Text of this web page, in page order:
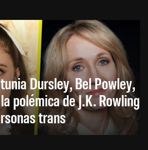
Dursley, Bel Powley,
polémica de J.K. Rowling
trans